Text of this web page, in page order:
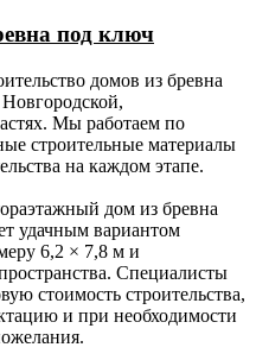
под ключ
домов из бревна
Мы работаем по
строительные материалы
на каждом этапе.
дом из бревна
удачным вариантом
6,2 × 7,8 м и
Специалисты
стоимость строительства,
и при необходимости